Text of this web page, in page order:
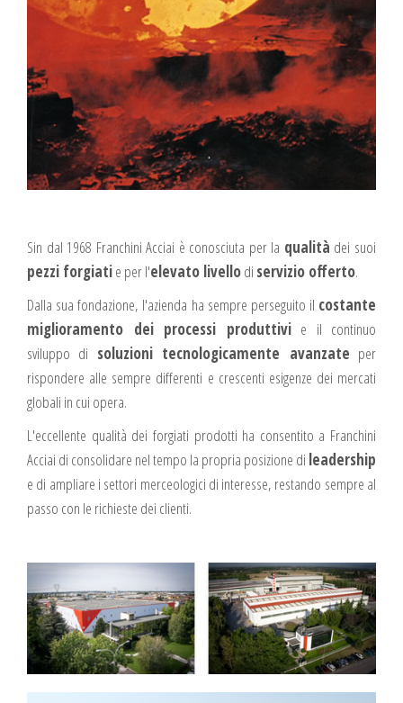
Sin dal 1968 Franchini Acciai è conosciuta per la qualità dei suoi
pezzi forgiatie per l'elevato livellodi servizio offerto.
Dalla sua fondazione, l'azienda ha sempre perseguito il costante
miglioramento dei processi produttivie il continuo
sviluppo di soluzioni tecnologicamente avanzate per
rispondere alle sempre differenti e crescenti esigenze dei mercati
globali in cui opera.
L'eccellente qualità dei forgiati prodotti ha consentito a Franchini
Acciai di consolidare nel tempo la propria posizione di leadership
e di ampliare i settori merceologici di interesse, restando sempre al
passo con le richieste dei clienti.